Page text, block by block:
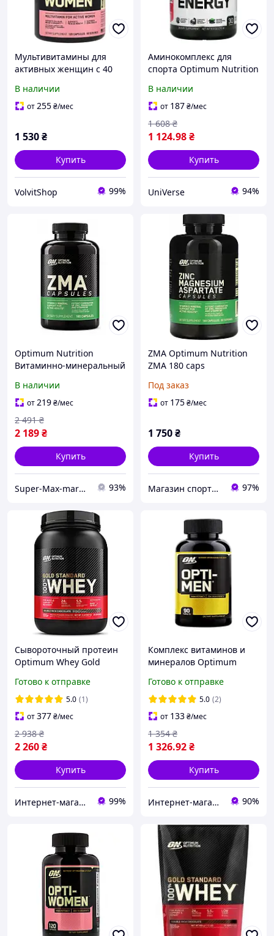
Мультивитамины для
активных женщин с 40
ингредиентами Optimum
Nutrition Opti Women 120
В наличии
от255₴/мес
1 530₴
Купить
VolvitShop 99%
Аминокомплекс для
спорта Optimum Nutrition
270 g 30 порций Арбуз
амино энерджи
В наличии
от 187₴/мес
1 124.98₴
1 608 ₴
Купить
UniVerse 94%
Optimum Nutrition
Витаминно-минеральный
В наличии
от219₴/мес
2 189₴
2 491 ₴
Купить
Super-Max-market 93%
ZMA Optimum Nutrition
ZMA 180 caps
Под заказ
от 175₴/мес
1 750₴
Купить
Магазин спортивного харчування Sportshef 97%
Сывороточный протеин
Optimum Whey Gold
шоколад
Готово к отправке
5.0 (1)
от377₴/мес
2 260₴
2 938 ₴
Купить
Интернет-магазин Vitaminka 99%
Комплекс витаминов и
минералов Optimum
США опти-мен для
мужчин
Готово к отправке
5.0 (2)
от 133₴/мес
1 326.92₴
1 354 ₴
Купить
Интернет-магазин спортивного питания и товаров для фитнеса Protein Lounge 90%